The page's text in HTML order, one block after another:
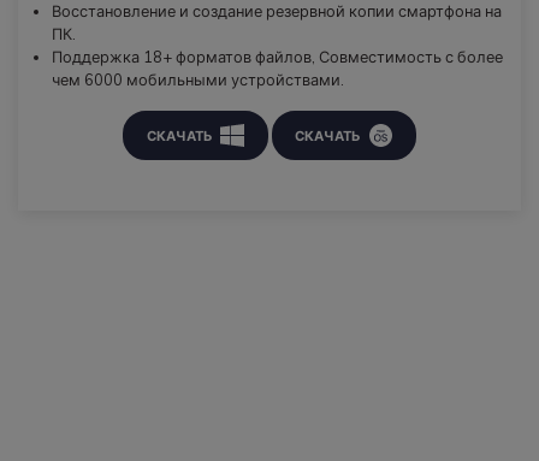
Восстановление и создание резервной копии смартфона на
ПК.
Поддержка 18+ форматов файлов, Совместимость с более
чем 6000 мобильными устройствами.
СКАЧАТЬ СКАЧАТЬ